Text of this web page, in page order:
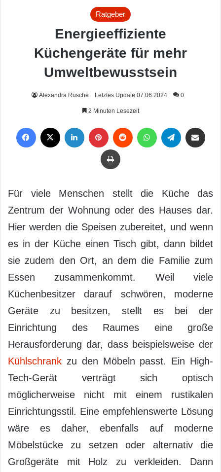
Ratgeber
Energieeffiziente
Küchengeräte für mehr
Umweltbewusstsein
Alexandra Rüsche Letztes Update 07.06.2024 0
2 Minuten Lesezeit
Drucken
Für viele Menschen stellt die Küche das
Zentrum der Wohnung oder des Hauses dar.
Hier werden die Speisen zubereitet, und wenn
es in der Küche einen Tisch gibt, dann bildet
sie zudem den Ort, an dem die Familie zum
Essen zusammenkommt. Weil viele
Küchenbesitzer darauf schwören, moderne
Geräte zu besitzen, stellt es bei der
Einrichtung des Raumes eine große
Herausforderung dar, dass beispielsweise der
Kühlschrank zu den Möbeln passt. Ein High-
Tech-Gerät verträgt sich optisch
möglicherweise nicht mit einem rustikalen
Einrichtungsstil. Eine empfehlenswerte Lösung
wäre es daher, ebenfalls auf moderne
Möbelstücke zu setzen oder alternativ die
Großgeräte mit Holz zu verkleiden. Dann